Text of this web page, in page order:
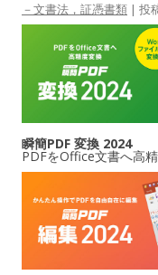
－文書法，証憑書類 | 投
瞬簡PDF 変換 2024
PDFをOffice文書へ高